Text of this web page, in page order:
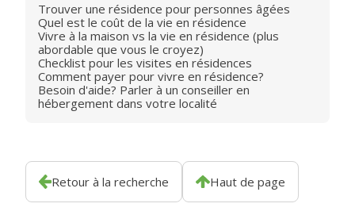
Trouver une résidence pour personnes âgées
Quel est le coût de la vie en résidence
Vivre à la maison vs la vie en résidence (plus
abordable que vous le croyez)
Checklist pour les visites en résidences
Comment payer pour vivre en résidence?
Besoin d'aide? Parler à un conseiller en
hébergement dans votre localité
Retour à la recherche Haut de page